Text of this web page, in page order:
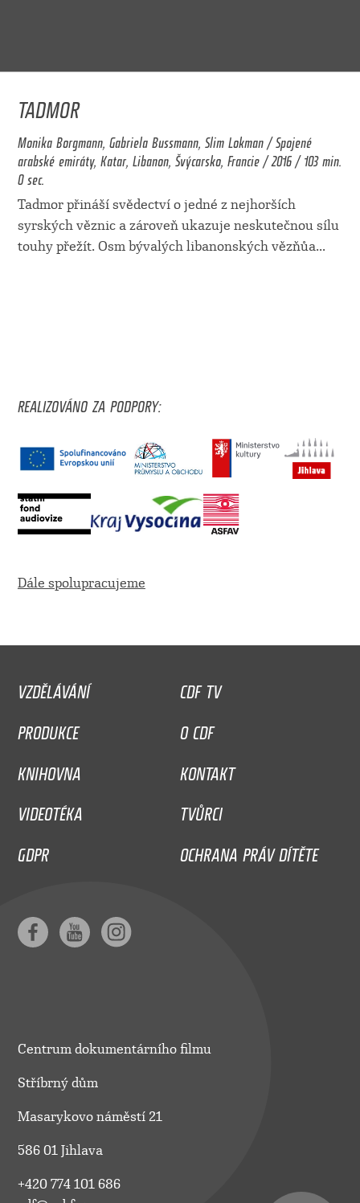
TADMOR
Monika Borgmann, Gabriela Bussmann, Slim Lokman / Spojené
arabské emiráty, Katar, Libanon, Švýcarsko, Francie / 2016 / 103 min.
0 sec.
Tadmor přináší svědectví o jedné z nejhorších
syrských věznic a zároveň ukazuje neskutečnou sílu
touhy přežít. Osm bývalých libanonských vězňůa...
REALIZOVÁNO ZA PODPORY:
Dále spolupracujeme
VZDĚLÁVÁNÍ
CDF TV
PRODUKCE
O CDF
KNIHOVNA
KONTAKT
VIDEOTÉKA
TVŮRCI
GDPR
OCHRANA PRÁV DÍTĚTE
Centrum dokumentárního filmu
Stříbrný dům
Masarykovo náměstí 21
586 01 Jihlava
+420 774 101 686